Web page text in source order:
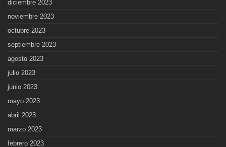
diciembre 2023
noviembre 2023
octubre 2023
septiembre 2023
agosto 2023
julio 2023
junio 2023
mayo 2023
abril 2023
marzo 2023
febrero 2023